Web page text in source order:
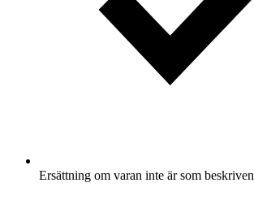
Ersättning om varan inte är som beskriven